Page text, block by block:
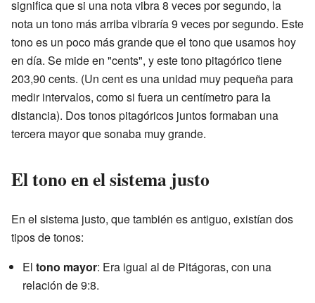
significa que si una nota vibra 8 veces por segundo, la
nota un tono más arriba vibraría 9 veces por segundo. Este
tono es un poco más grande que el tono que usamos hoy
en día. Se mide en "cents", y este tono pitagórico tiene
203,90 cents. (Un cent es una unidad muy pequeña para
medir intervalos, como si fuera un centímetro para la
distancia). Dos tonos pitagóricos juntos formaban una
tercera mayor que sonaba muy grande.
El tono en el sistema justo
En el sistema justo, que también es antiguo, existían dos
tipos de tonos:
El tono mayor: Era igual al de Pitágoras, con una
relación de 9:8.